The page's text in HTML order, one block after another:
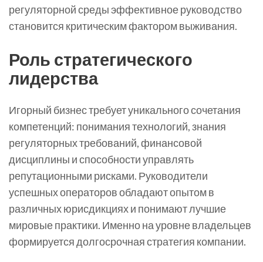
регуляторной среды эффективное руководство
становится критическим фактором выживания.
Роль стратегического
лидерства
Игорный бизнес требует уникального сочетания
компетенций: понимания технологий, знания
регуляторных требований, финансовой
дисциплины и способности управлять
репутационными рисками. Руководители
успешных операторов обладают опытом в
различных юрисдикциях и понимают лучшие
мировые практики. Именно на уровне владельцев
формируется долгосрочная стратегия компании.